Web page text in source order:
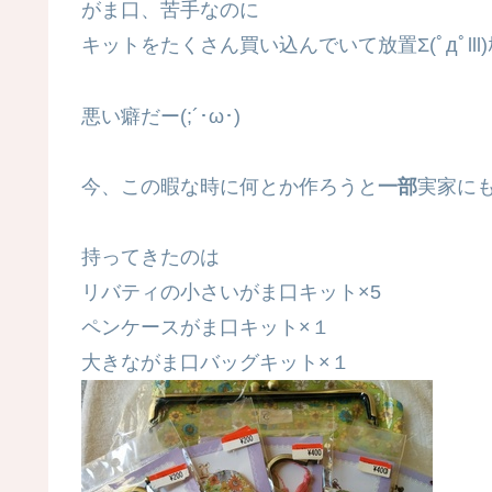
がま口、苦手なのに
キットをたくさん買い込んでいて放置Σ(ﾟдﾟlll)
悪い癖だー(;´･ω･)
今、この暇な時に何とか作ろうと 一部実家に
持ってきたのは
リバティの小さいがま口キット×5
ペンケースがま口キット×１
大きながま口バッグキット×１